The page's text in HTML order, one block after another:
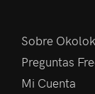
Sobre
Preguntas
Mi Cuenta